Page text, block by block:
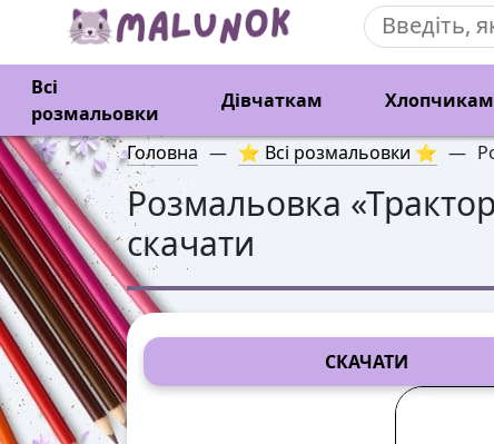
Всі
розмальовки
Дівчаткам Хлопчикам
Головна — ⭐ Всі розмальовки ⭐ —
Розмальовка «
скачати
СКАЧАТИ